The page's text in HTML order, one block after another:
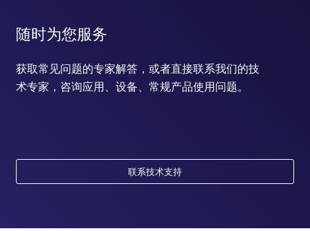
随时为您服务
获取常见问题的专家解答，或者直接联系我们的技
术专家，咨询应用、设备、常规产品使用问题。
联系技术支持